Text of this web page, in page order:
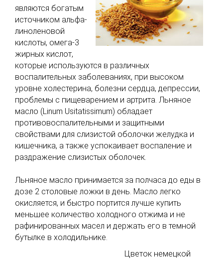
являются богатым
источником альфа-
линоленовой
кислоты, омега-3
жирных кислот,
которые используются в различных
воспалительных заболеваниях, при высоком
уровне холестерина, болезни сердца, депрессии,
проблемы с пищеварением и артрита. Льняное
масло (Linum Usitatissimum) обладает
противовоспалительными и защитными
свойствами для слизистой оболочки желудка и
кишечника, а также успокаивает воспаление и
раздражение слизистых оболочек.
Льняное масло принимается за полчаса до еды в
дозе 2 столовые ложки в день. Масло легко
окисляется, и быстро портится лучше купить
меньшее количество холодного отжима и не
рафинированных масел и держать его в темной
бутылке в холодильнике.
Цветок немецкой